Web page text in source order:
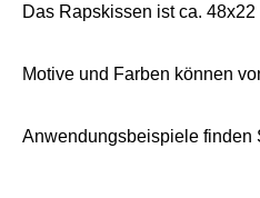
Das Rapskissen ist ca.
Motive und Farben können
Anwendungsbeispiele finden